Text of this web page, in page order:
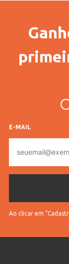
E-MAIL
mail
Ao clicar em